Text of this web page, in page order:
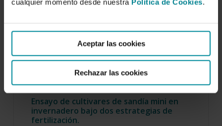
cualquier momento desde nuestra Política de Cookies.
Aceptar las cookies
Rechazar las cookies
Ensayo de cultivares de sandía mini en
invernadero bajo dos estrategias de
fertilización.